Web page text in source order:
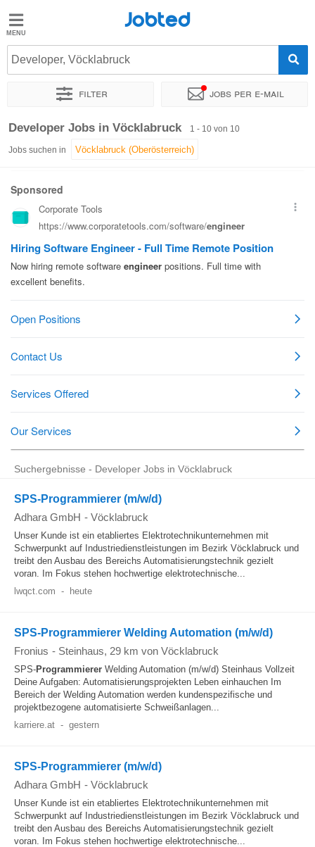
Jobted
Jobs
Jobted
Developer, Vöcklabruck
Filter Jobs per e-mail
Sortieren nach Genauer Standort Personaldienstleister
Developer Jobs in Vöcklabruck 1 - 10 von 10
Jobs suchen in
Suchergebnisse - Developer Jobs in Vöcklabruck
SPS-Programmierer (m/w/d)
Adhara GmbH - Vöcklabruck
Unser Kunde ist ein etabliertes Elektrotechnikunternehmen mit
Schwerpunkt auf Industriedienstleistungen im Bezirk Vöcklabruck und
treibt den Ausbau des Bereichs Automatisierungstechnik gezielt
voran. Im Fokus stehen hochwertige elektrotechnische...
lwqct.com - heute
SPS-Programmierer Welding Automation (m/w/d)
Fronius - Steinhaus, 29 km von Vöcklabruck
SPS-Programmierer Welding Automation (m/w/d) Steinhaus Vollzeit
Deine Aufgaben: Automatisierungsprojekten Leben einhauchen Im
Bereich der Welding Automation werden kundenspezifische und
projektbezogene automatisierte Schweißanlagen...
karriere.at - gestern
SPS-Programmierer (m/w/d)
Adhara GmbH - Vöcklabruck
Unser Kunde ist ein etabliertes Elektrotechnikunternehmen mit
Schwerpunkt auf Industriedienstleistungen im Bezirk Vöcklabruck und
treibt den Ausbau des Bereichs Automatisierungstechnik gezielt
voran. Im Fokus stehen hochwertige elektrotechnische...